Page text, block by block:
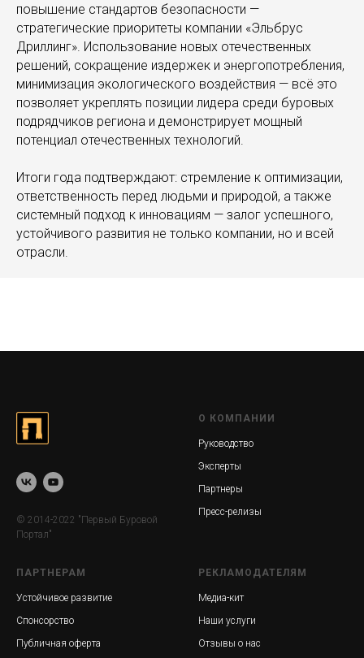
повышение стандартов безопасности —
стратегические приоритеты компании «Эльбрус
Дриллинг». Использование новых отечественных
решений, сокращение издержек и энергопотребления,
минимизация экологического воздействия — всё это
позволяет укреплять позиции лидера среди буровых
подрядчиков региона и демонстрирует мощный
потенциал отечественных технологий.
Итоги года подтверждают: стремление к оптимизации,
ответственность перед людьми и природой, а также
системный подход к инновациям — залог успешного,
устойчивого развития не только компании, но и всей
отрасли.
© 2014-2022 "Первый Буровой
Портал"
О КОМПАНИИ
Руководство
Эксперты
Партнеры
Пресс-релизы
ПАРТНЕРАМ
Устойчивое развитие
Спонсорство
Публичная оферта
РЕКЛАМОДАТЕЛЯМ
Медиа-кит
Наши услуги
Отзывы о нас